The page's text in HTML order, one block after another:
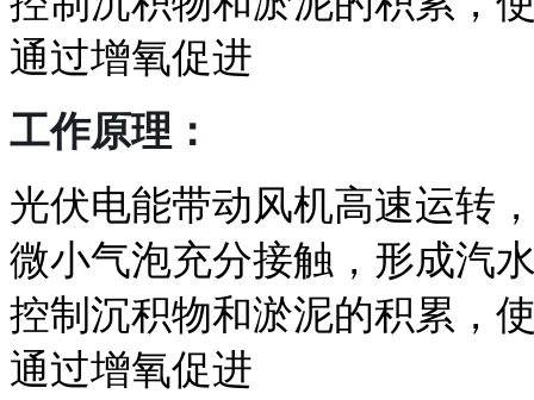
通过增氧促进
工作原理：
光伏电能带动风机高速运转
微小气泡充分接触，形成汽
控制沉积物和淤泥的积累，
通过增氧促进